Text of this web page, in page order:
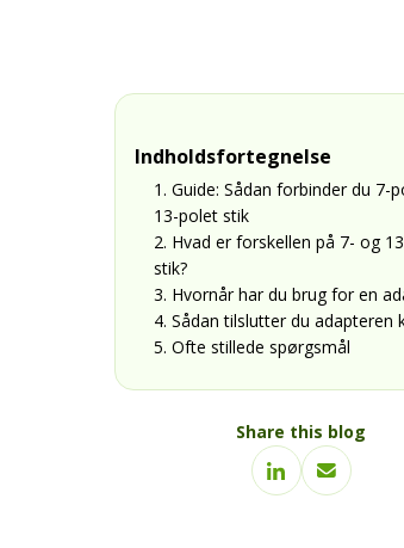
Indholdsfortegnelse
1. Guide: Sådan forbinder du 7-
13-polet stik
2. Hvad er forskellen på 7- og
stik?
3. Hvornår har du brug for en
4. Sådan tilslutter du adapteren
5. Ofte stillede spørgsmål
Share this blog